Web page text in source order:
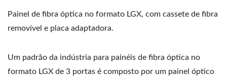
Painel de fibra óptica no formato LGX, com cassete de fibra
removível e placa adaptadora.
Um padrão da indústria para painéis de fibra óptica no
formato LGX de 3 portas é composto por um painel óptico